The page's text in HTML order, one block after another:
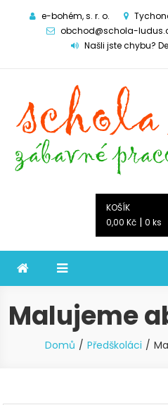
e-bohém, s. r. o.
obchod@schola-
Našli jste chybu?
KOŠÍK
0,00 Kč | 0 ks
Malujeme
Domů Předškoláci